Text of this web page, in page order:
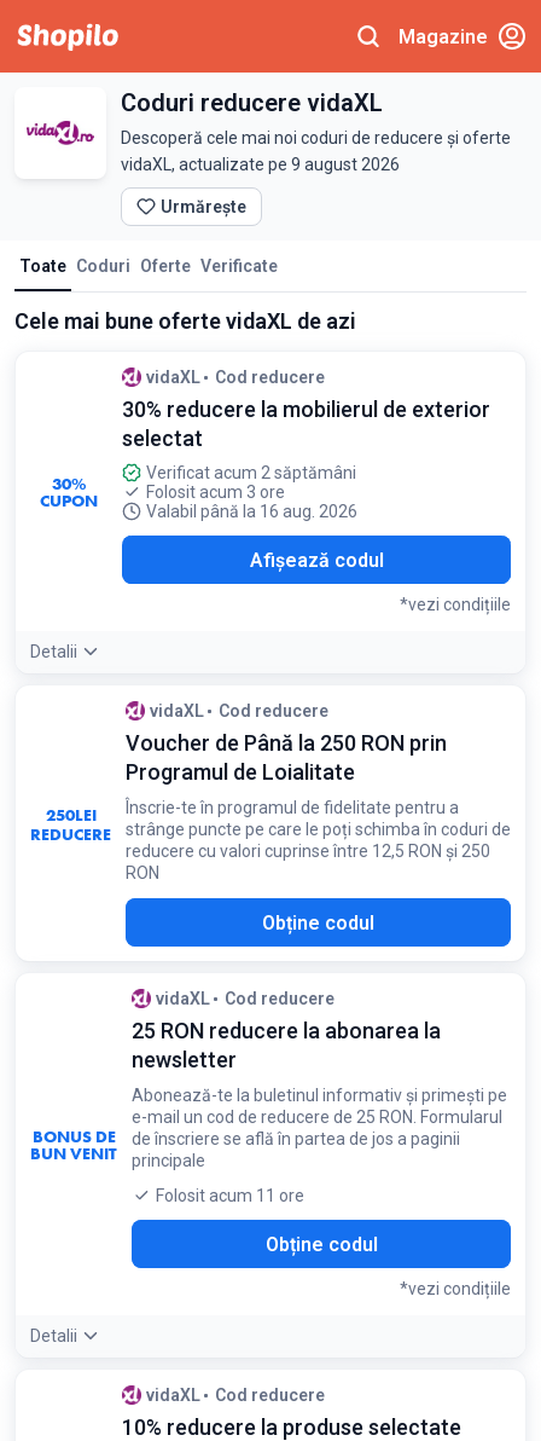
Magazine
Coduri reducere vidaXL
Descoperă cele mai noi coduri de reducere și oferte
vidaXL, actualizate pe 9 august 2026
Urmărește
Toate Coduri Oferte Verificate
Cele mai bune oferte vidaXL de azi
30%
CUPON
vidaXL Cod reducere
30% reducere la mobilierul de exterior
selectat
Verificat acum 2 săptămâni
Folosit acum 3 ore
Valabil până la 16 aug. 2026
Afișează codul
*vezi condițiile
Detalii
Detaliile ofertei: Oferte la mobilier de exterior pentru o
grădină sau terasă confortabilă. Descoperă piscine, pergole,
canapele practice, șezlonguri și alte produse de exterior
selectate, cu 30% reducere
Produsele cu cantități multiple (parte dintr-un set) sunt
considerate un singur produs în coșul tău. Reducerea oferită
se scade din prețul de vânzare actual de pe site. Reducerea
este limitată la maximum 5 unități per client. Prețul nostru
de vânzare se poate modifica în timp, în funcție de nivelul
stocurilor, cursurile de schimb și situația economică
250LEI
REDUCERE
vidaXL Cod reducere
Voucher de Până la 250 RON prin
Programul de Loialitate
Înscrie-te în programul de fidelitate pentru a
strânge puncte pe care le poți schimba în coduri de
reducere cu valori cuprinse între 12,5 RON și 250
RON
Obține codul
BONUS DE
BUN VENIT
vidaXL Cod reducere
25 RON reducere la abonarea la
newsletter
Abonează-te la buletinul informativ și primești pe
e-mail un cod de reducere de 25 RON. Formularul
de înscriere se află în partea de jos a paginii
principale
Folosit acum 11 ore
Obține codul
*vezi condițiile
Detalii
Codul este valabil doar după confirmarea adresei de e-mail
vidaXL Cod reducere
10% reducere la produse selectate